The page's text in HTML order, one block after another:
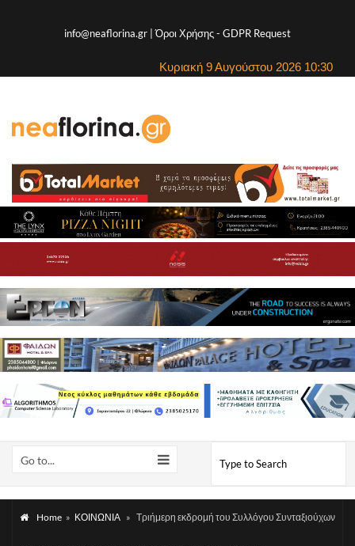
info@neaflorina.gr |Όροι Χρήσης- GDPR Request
Κυριακή 9 Αυγούστου 2026 10:30
Go to...
Home » ΚΟΙΝΩΝΙΑ » Τριήμερη εκδρομή του Συλλόγου Συνταξιούχων